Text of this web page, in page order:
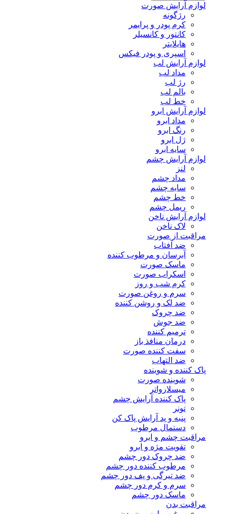
لوازم آرایش صورت
رژگونه
کرم پودر و پرایمر
کانتور و کانسیلر
هایلایتر
اسپری و پودر فیکس
لوازم آرایش لب
مداد لب
رژ لب
بالم لب
خط لب
لوازم آرایش ابرو
مداد ابرو
رنگ ابرو
ژل ابرو
سایه ابرو
لوازم آرایش چشم
لنز
مداد چشم
سایه چشم
خط چشم
ریمل چشم
لوازم آرایش ناخن
لاک ناخن
مراقبت از صورت
ضد آفتاب
آبرسان و مرطوب کننده
ماسک صورت
اسکراب صورت
کرم شب و روز
سرم و روغن صورت
ضد لک و روشن کننده
ضد چروک
ضد جوش
ترمیم کننده
درمان منافذ باز
سفت کننده صورت
ضد التهاب
پاک کننده و شوینده
شوینده صورت
میسلارواتر
پاک کننده آرایش چشم
تونر
پنبه و پد آرایش پاک کن
دستمال مرطوب
مراقبت چشم و ابرو
تقویت مژه و ابرو
ضد چروک دور چشم
مرطوب کننده دور چشم
ضد تیرگی و پف دور چشم
سرم و کرم دور چشم
ماسک دور چشم
مراقبت بدن